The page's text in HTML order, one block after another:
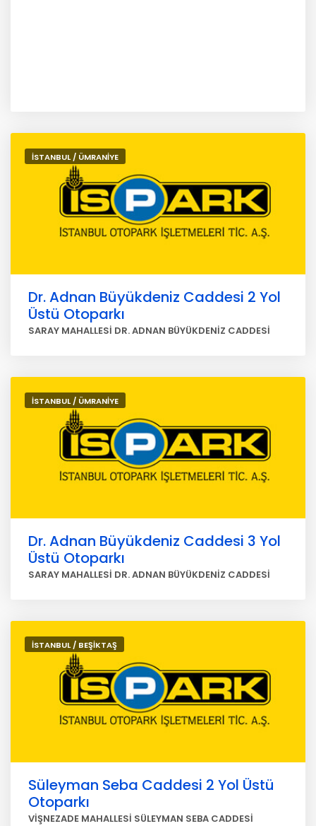
İSTANBUL / ÜMRANİYE
Dr. Adnan Büyükdeniz Caddesi 2 Yol
Üstü Otoparkı
SARAY MAHALLESİ DR. ADNAN BÜYÜKDENİZ CADDESİ
İSTANBUL / ÜMRANİYE
Dr. Adnan Büyükdeniz Caddesi 3 Yol
Üstü Otoparkı
SARAY MAHALLESİ DR. ADNAN BÜYÜKDENİZ CADDESİ
İSTANBUL / BEŞİKTAŞ
Süleyman Seba Caddesi 2 Yol Üstü
Otoparkı
VİŞNEZADE MAHALLESİ SÜLEYMAN SEBA CADDESİ